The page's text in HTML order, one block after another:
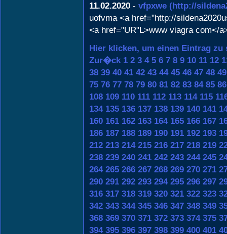
11.02.2020 - vfpxwe (http://
uofvma <a href="http://
<a href="UR"L>www viagra com</
Hier klicken, um einen Eintrag zu
Zur�ck 1 2 3 4 5 6 7 8 9 10 11 12
38 39 40 41 42 43 44 45 46 47 48 49
75 76 77 78 79 80 81 82 83 84 85 86
108 109 110 111 112 113 114 115
134 135 136 137 138 139 140 141
160 161 162 163 164 165 166 167
186 187 188 189 190 191 192 193
212 213 214 215 216 217 218 219
238 239 240 241 242 243 244 245
264 265 266 267 268 269 270 271
290 291 292 293 294 295 296 297
316 317 318 319 320 321 322 323
342 343 344 345 346 347 348 349
368 369 370 371 372 373 374 375
394 395 396 397 398 399 400 401